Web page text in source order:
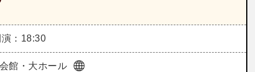
演：18:30
館・大ホール